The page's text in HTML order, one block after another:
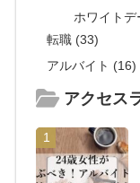
ホワイトデ
転職 (33)
アルバイト (16)
アクセス
1